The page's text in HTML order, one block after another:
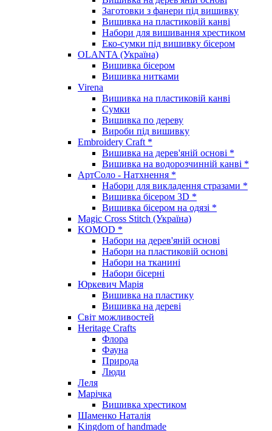
Заготовки з фанери під вишивку
Вишивка на пластиковій канві
Набори для вишивання хрестиком
Еко-сумки під вишивку бісером
OLANTA (Україна)
Вишивка бісером
Вишивка нитками
Virena
Вишивка на пластиковій канві
Сумки
Вишивка по дереву
Вироби під вишивку
Embroidery Craft *
Вишивка на дерев'яній основі *
Вишивка на водорозчинній канві *
АртСоло - Натхнення *
Набори для викладення стразами *
Вишивка бісером 3D *
Вишивка бісером на одязі *
Magic Cross Stitch (Україна)
KOMOD *
Набори на дерев'яній основі
Набори на пластиковій основі
Набори на тканині
Набори бісерні
Юркевич Марія
Вишивка на пластику
Вишивка на дереві
Світ можливостей
Heritage Crafts
Флора
Фауна
Природа
Люди
Леля
Марічка
Вишивка хрестиком
Шаменко Наталія
Kingdom of handmade